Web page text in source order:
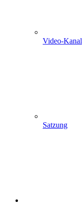
Video-Kanal
Satzung